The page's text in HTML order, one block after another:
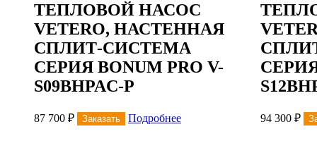
ТЕПЛОВОЙ НАСОС
VETERO, НАСТЕННАЯ
СПЛИТ-СИСТЕМА
СЕРИЯ BONUM PRO V-
S09BHPAС-P
87 700 ₽ Заказать Подробнее
СЕРИЯ
94 300 ₽